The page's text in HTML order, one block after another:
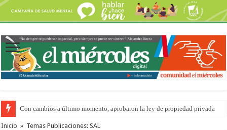
Con cambios a último momento, aprobaron la ley de propiedad privada
Adopción en Entre Ríos: el 35% de los 90 niños, niñas y adolescentes que
Inicio » Temas Publicaciones: SAL